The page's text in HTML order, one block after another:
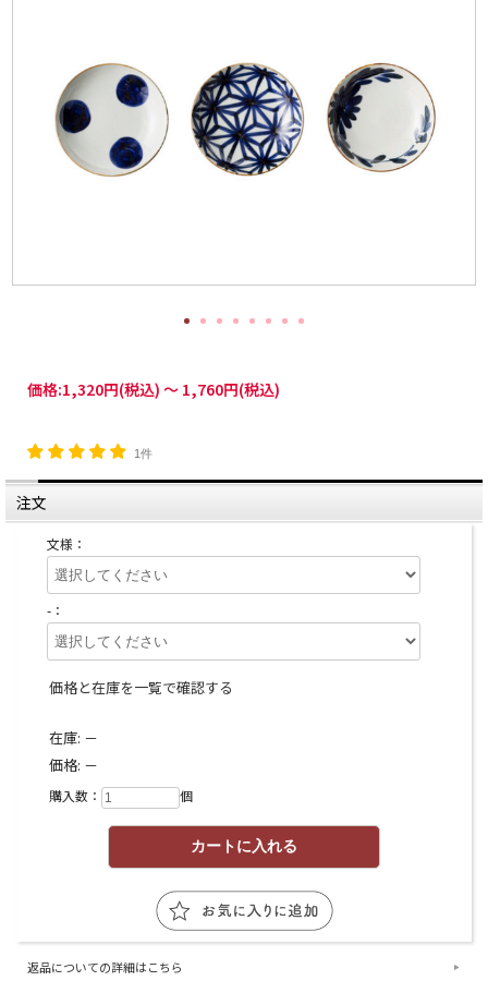
価格:1,320円(税込) ～ 1,760円(税込)
1件
注文
文様：
-：
価格と在庫を一覧で確認する
在庫: －
価格: －
購入数： 個
返品についての詳細はこちら